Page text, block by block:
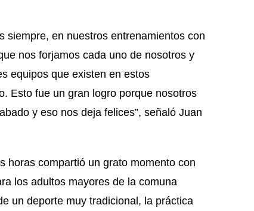
siempre, en nuestros entrenamientos con
nos forjamos cada uno de nosotros y
equipos que existen en estos
Esto fue un gran logro porque nosotros
y eso nos deja felices”, señaló Juan
horas compartió un grato momento con
los adultos mayores de la comuna
un deporte muy tradicional, la práctica